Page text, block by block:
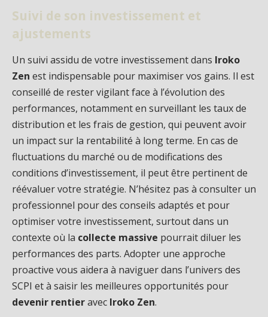
Suivi de son investissement et
ajustements
Un suivi assidu de votre investissement dans Iroko
Zen est indispensable pour maximiser vos gains. Il est
conseillé de rester vigilant face à l’évolution des
performances, notamment en surveillant les taux de
distribution et les frais de gestion, qui peuvent avoir
un impact sur la rentabilité à long terme. En cas de
fluctuations du marché ou de modifications des
conditions d’investissement, il peut être pertinent de
réévaluer votre stratégie. N’hésitez pas à consulter un
professionnel pour des conseils adaptés et pour
optimiser votre investissement, surtout dans un
contexte où la collecte massive pourrait diluer les
performances des parts. Adopter une approche
proactive vous aidera à naviguer dans l’univers des
SCPI et à saisir les meilleures opportunités pour
devenir rentieravec Iroko Zen.